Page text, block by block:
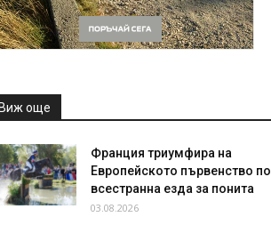
още
Франция триумфира на
Европейското първенство по
всестранна езда за понита
03.08.2026